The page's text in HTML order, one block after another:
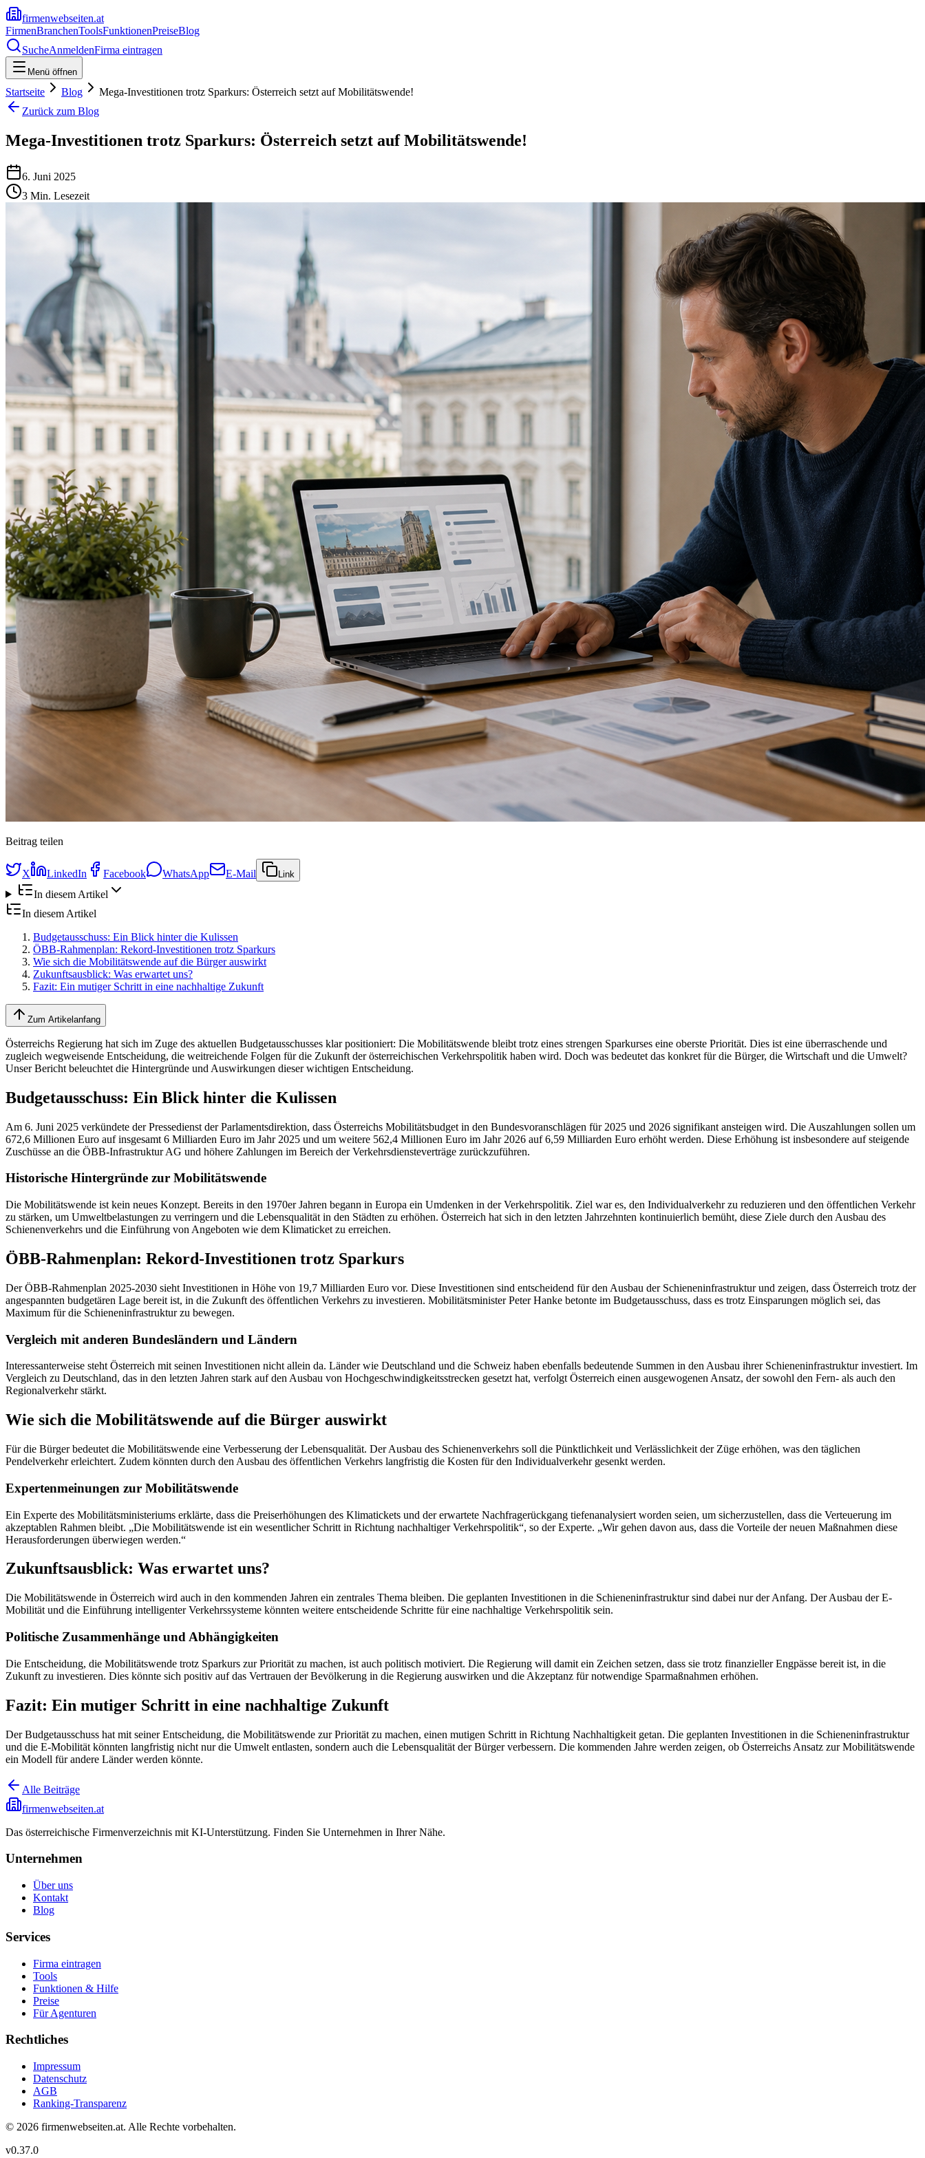
firmenwebseiten.at
FirmenBranchenToolsFunktionenPreiseBlog
SucheAnmeldenFirma eintragen
Menü öffnen
Startseite Blog
Mega-Investitionen trotz Sparkurs: Österreich setzt auf Mobilitätswende!
Zurück zum Blog
Mega-Investitionen trotz Sparkurs: Österreich setzt auf Mobilitätswende!
6. Juni 2025
3 Min. Lesezeit
Beitrag teilen
X LinkedIn Facebook WhatsApp E-Mail Link
In diesem Artikel
In diesem Artikel
Budgetausschuss: Ein Blick hinter die Kulissen
ÖBB-Rahmenplan: Rekord-Investitionen trotz Sparkurs
Wie sich die Mobilitätswende auf die Bürger auswirkt
Zukunftsausblick: Was erwartet uns?
Fazit: Ein mutiger Schritt in eine nachhaltige Zukunft
Zum Artikelanfang
Österreichs Regierung hat sich im Zuge des aktuellen Budgetausschusses klar positioniert: Die Mobilitätswende bleibt trotz eines strengen Sparkurses eine oberste Priorität. Dies ist eine überraschende und
zugleich wegweisende Entscheidung, die weitreichende Folgen für die Zukunft der österreichischen Verkehrspolitik haben wird. Doch was bedeutet das konkret für die Bürger, die Wirtschaft und die Umwelt?
Unser Bericht beleuchtet die Hintergründe und Auswirkungen dieser wichtigen Entscheidung.
Budgetausschuss: Ein Blick hinter die Kulissen
Am 6. Juni 2025 verkündete der Pressedienst der Parlamentsdirektion, dass Österreichs Mobilitätsbudget in den Bundesvoranschlägen für 2025 und 2026 signifikant ansteigen wird. Die Auszahlungen sollen um
672,6 Millionen Euro auf insgesamt 6 Milliarden Euro im Jahr 2025 und um weitere 562,4 Millionen Euro im Jahr 2026 auf 6,59 Milliarden Euro erhöht werden. Diese Erhöhung ist insbesondere auf steigende
Zuschüsse an die ÖBB-Infrastruktur AG und höhere Zahlungen im Bereich der Verkehrsdiensteverträge zurückzuführen.
Historische Hintergründe zur Mobilitätswende
Die Mobilitätswende ist kein neues Konzept. Bereits in den 1970er Jahren begann in Europa ein Umdenken in der Verkehrspolitik. Ziel war es, den Individualverkehr zu reduzieren und den öffentlichen Verkehr
zu stärken, um Umweltbelastungen zu verringern und die Lebensqualität in den Städten zu erhöhen. Österreich hat sich in den letzten Jahrzehnten kontinuierlich bemüht, diese Ziele durch den Ausbau des
Schienenverkehrs und die Einführung von Angeboten wie dem Klimaticket zu erreichen.
ÖBB-Rahmenplan: Rekord-Investitionen trotz Sparkurs
Der ÖBB-Rahmenplan 2025-2030 sieht Investitionen in Höhe von 19,7 Milliarden Euro vor. Diese Investitionen sind entscheidend für den Ausbau der Schieneninfrastruktur und zeigen, dass Österreich trotz der
angespannten budgetären Lage bereit ist, in die Zukunft des öffentlichen Verkehrs zu investieren. Mobilitätsminister Peter Hanke betonte im Budgetausschuss, dass es trotz Einsparungen möglich sei, das
Maximum für die Schieneninfrastruktur zu bewegen.
Vergleich mit anderen Bundesländern und Ländern
Interessanterweise steht Österreich mit seinen Investitionen nicht allein da. Länder wie Deutschland und die Schweiz haben ebenfalls bedeutende Summen in den Ausbau ihrer Schieneninfrastruktur investiert. Im
Vergleich zu Deutschland, das in den letzten Jahren stark auf den Ausbau von Hochgeschwindigkeitsstrecken gesetzt hat, verfolgt Österreich einen ausgewogenen Ansatz, der sowohl den Fern- als auch den
Regionalverkehr stärkt.
Wie sich die Mobilitätswende auf die Bürger auswirkt
Für die Bürger bedeutet die Mobilitätswende eine Verbesserung der Lebensqualität. Der Ausbau des Schienenverkehrs soll die Pünktlichkeit und Verlässlichkeit der Züge erhöhen, was den täglichen
Pendelverkehr erleichtert. Zudem könnten durch den Ausbau des öffentlichen Verkehrs langfristig die Kosten für den Individualverkehr gesenkt werden.
Expertenmeinungen zur Mobilitätswende
Ein Experte des Mobilitätsministeriums erklärte, dass die Preiserhöhungen des Klimatickets und der erwartete Nachfragerückgang tiefenanalysiert worden seien, um sicherzustellen, dass die Verteuerung im
akzeptablen Rahmen bleibt. „Die Mobilitätswende ist ein wesentlicher Schritt in Richtung nachhaltiger Verkehrspolitik“, so der Experte. „Wir gehen davon aus, dass die Vorteile der neuen Maßnahmen diese
Herausforderungen überwiegen werden.“
Zukunftsausblick: Was erwartet uns?
Die Mobilitätswende in Österreich wird auch in den kommenden Jahren ein zentrales Thema bleiben. Die geplanten Investitionen in die Schieneninfrastruktur sind dabei nur der Anfang. Der Ausbau der E-
Mobilität und die Einführung intelligenter Verkehrssysteme könnten weitere entscheidende Schritte für eine nachhaltige Verkehrspolitik sein.
Politische Zusammenhänge und Abhängigkeiten
Die Entscheidung, die Mobilitätswende trotz Sparkurs zur Priorität zu machen, ist auch politisch motiviert. Die Regierung will damit ein Zeichen setzen, dass sie trotz finanzieller Engpässe bereit ist, in die
Zukunft zu investieren. Dies könnte sich positiv auf das Vertrauen der Bevölkerung in die Regierung auswirken und die Akzeptanz für notwendige Sparmaßnahmen erhöhen.
Fazit: Ein mutiger Schritt in eine nachhaltige Zukunft
Der Budgetausschuss hat mit seiner Entscheidung, die Mobilitätswende zur Priorität zu machen, einen mutigen Schritt in Richtung Nachhaltigkeit getan. Die geplanten Investitionen in die Schieneninfrastruktur
und die E-Mobilität könnten langfristig nicht nur die Umwelt entlasten, sondern auch die Lebensqualität der Bürger verbessern. Die kommenden Jahre werden zeigen, ob Österreichs Ansatz zur Mobilitätswende
ein Modell für andere Länder werden könnte.
Alle Beiträge
firmenwebseiten.at
Das österreichische Firmenverzeichnis mit KI-Unterstützung. Finden Sie Unternehmen in Ihrer Nähe.
Unternehmen
Über uns
Kontakt
Blog
Services
Firma eintragen
Tools
Funktionen & Hilfe
Preise
Für Agenturen
Rechtliches
Impressum
Datenschutz
AGB
Ranking-Transparenz
© 2026 firmenwebseiten.at. Alle Rechte vorbehalten.
v0.37.0